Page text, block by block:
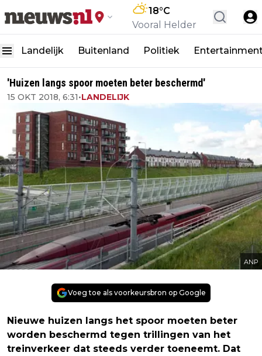
18°C
Vooral Helder
Landelijk Buitenland Politiek
'Huizen langs spoor moeten beter beschermd'
15 OKT 2018, 6:31•LANDELIJK
ANP
Voeg toe als voorkeursbron op Google
Nieuwe huizen langs het spoor moeten beter
worden beschermd tegen trillingen van het
treinverkeer dat steeds verder toeneemt. Dat